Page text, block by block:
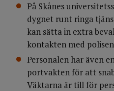
På Skånes
dygnet runt ringa
kan sätta in extra
kontakten med
Personalen har även
portvakten för att
Väktarna är till för